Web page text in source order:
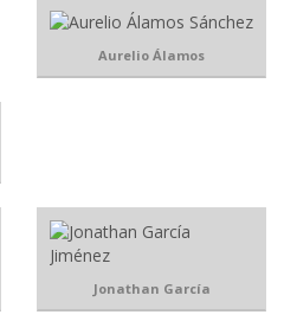
Aurelio Álamos
Jonathan García